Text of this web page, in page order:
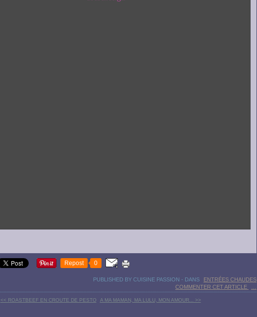
Repost 0
PUBLISHED BY CUISINE PASSION - DANS
ENTRÉES CHAUDES
COMMENTER CET ARTICLE
<< ROASTBEEF EN CROUTE DE PESTO A MA MAMAN, MA LULU, MON AMOUR... >>